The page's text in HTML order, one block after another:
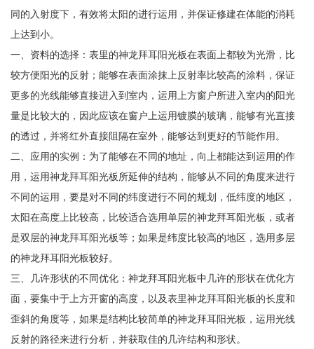
同的入射度下，有效将太阳的进行运用，并保证修建在体能的消耗
上达到小。
一、资料的选择：表里的神龙拜耳阳光板在表面上都较为光滑，比
较方便阳光的反射；能够在表面涂抹上反射率比较高的涂料，保证
更多的光线能够直接进入到室内，运用上方窗户所进入室内的阳光
量是比较大的，因此应该在窗户上运用镀膜的玻璃，能够有光直接
的透过，并将红外直接阻隔在室外，能够达到更好的节能作用。
二、应用的实例：为了能够在不同的地址，向上都能达到运用的作
用，运用神龙拜耳阳光板所延伸的结构，能够从不同的角度来进行
不同的运用，要是对不同的纬度进行不同的规划，低纬度的地区，
太阳在高度上比较高，比较适合选用单层的神龙拜耳阳光板，或者
是双层的神龙拜耳阳光板等；如果是纬度比较高的地区，选用多层
的神龙拜耳阳光板较好。
三、几许形状的不同优化：神龙拜耳阳光板中几许的形状在优化方
面，要集中于上方开窗的高度，以及表里神龙拜耳阳光板的长度和
歪斜的角度等，如果是结构比较简单的神龙拜耳阳光板，运用光线
反射的路径来进行分析，并获取佳的几许结构和形状。